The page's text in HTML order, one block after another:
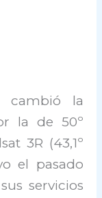
cambió la
la de 50º
3R (43,1º
el pasado
servicios